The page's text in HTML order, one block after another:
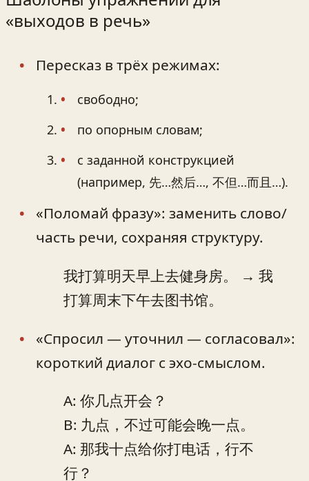
«выходов в речь»
Пересказ в трёх режимах:
свободно;
по опорным словам;
с заданной конструкцией
(например, 先…然后…, 不但…而且…).
«Поломай фразу»: заменить слово/
часть речи, сохраняя структуру.
我打算明天早上去健身房。 → 我
打算周末下午去图书馆。
«Спросил — уточнил — согласовал»:
короткий диалог с эхо‑смыслом.
A: 你几点开会？
B: 九点，不过可能会晚一点。
A: 那我十点给你打电话，行不
行？